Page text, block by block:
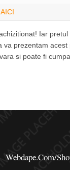
Iar
prezentam
si poate fi
Webdape.com/